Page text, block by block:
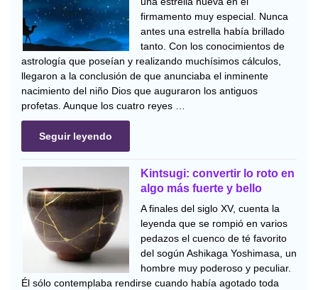
firmamento muy especial. Nunca
antes una estrella había brillado
tanto. Con los conocimientos de
astrología que poseían y realizando muchísimos cálculos,
llegaron a la conclusión de que anunciaba el inminente
nacimiento del niño Dios que auguraron los antiguos
profetas. Aunque los cuatro reyes …
Seguir leyendo
Kintsugi: convertir lo roto en
algo más fuerte y bello
A finales del siglo XV, cuenta la
leyenda que se rompió en varios
pedazos el cuenco de té favorito
del sogún Ashikaga Yoshimasa, un
hombre muy poderoso y peculiar.
Él sólo contemplaba rendirse cuando había agotado toda